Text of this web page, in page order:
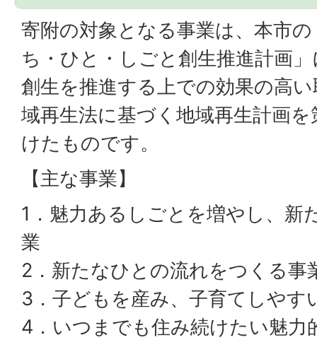
寄附の対象となる事業は、本市
ち・ひと・しごと創生推進計画
創生を推進する上での効果の高
域再生法に基づく地域再生計画
けたものです。
【主な事業】
1．魅力あるしごとを増やし、新
業
2．新たなひとの流れをつくる事
3．子どもを産み、子育てしやす
4．いつまでも住み続けたい魅力